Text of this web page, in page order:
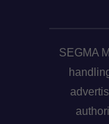
SEGMA